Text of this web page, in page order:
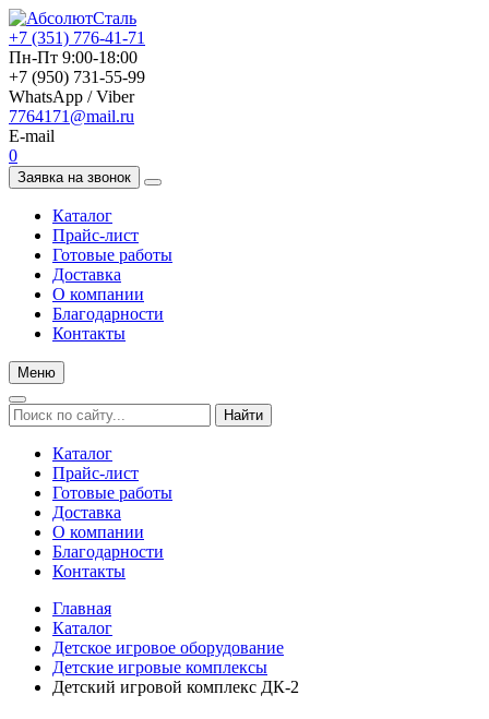
+7 (351) 776-41-71
Пн-Пт 9:00-18:00
+7 (950) 731-55-99
WhatsApp / Viber
7764171@mail.ru
E-mail
0
Заявка на звонок
Каталог
Прайс-лист
Готовые работы
Доставка
О компании
Благодарности
Контакты
Меню
Найти
Каталог
Прайс-лист
Готовые работы
Доставка
О компании
Благодарности
Контакты
Главная
Каталог
Детское игровое оборудование
Детские игровые комплексы
Детский игровой комплекс ДК-2